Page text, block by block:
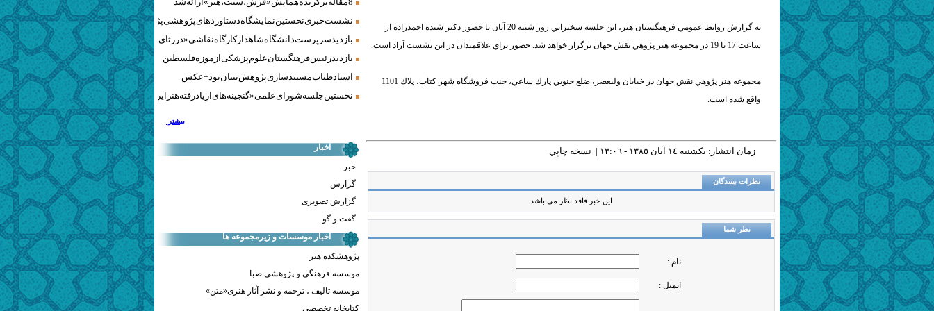
نشست خبری نخستین نمایشگاه دستاوردهای پژوهشی پژوهشگاه‌های هنری
بازدید سرپرست دانشگاه شاهد از کارگاه نقاشی «در رثای سیمرغ تجلی»
بازدید رئیس فرهنگستان علوم پزشکی از موزه فلسطین
استاد طیاب مستندسازی پژوهش‌بنیان بود + عکس
نخستین جلسه شورای علمی «گنجینه‌های ازیادرفته هنر ایران» برگزار شد
بیشتر
اخبار
خبر
گزارش
گزارش تصویری
گفت و گو
اخبار موسسات و زیرمجموعه ها
پژوهشکده هنر
موسسه فرهنگی و پژوهشی صبا
موسسه تالیف ، ترجمه و نشر آثار هنری«متن»
کتابخانه تخصصی
به گزارش روابط عمومي فرهنگستان هنر، اين جلسة سخنراني روز شنبه 20 آبان با حضور دكتر شيده احمدزاده از
ساعت 17 تا 19 در مجموعه هنر پژوهي نقش جهان برگزار خواهد شد. حضور براي علاقمندان در اين نشست آزاد است.
مجموعه هنر پژوهي نقش جهان در خيابان وليعصر، ضلع جنوبي پارك ساعي، جنب فروشگاه شهر كتاب، پلاك 1101
واقع شده است.
زمان انتشار: يکشنبه ١٤ آبان ١٣٨٥ - ١٣:٠٦ | نسخه چاپي
نظرات بینندگان
این خبر فاقد نظر می باشد
نظر شما
نام :
ایمیل :